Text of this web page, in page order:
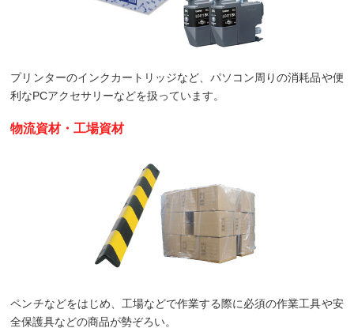
プリンターのインクカートリッジなど、パソコン周りの消耗品や便
利なPCアクセサリーなどを扱っています。
物流資材・工場資材
ペンチなどをはじめ、工場などで作業する際に必須の作業工具や安
全保護具などの商品が勢ぞろい。